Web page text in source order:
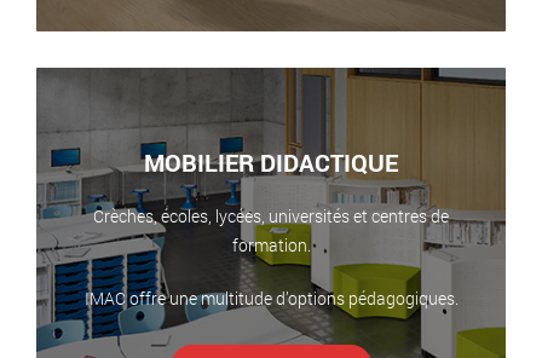
MOBILIER DIDACTIQUE
Crèches, écoles, lycées, universités et centres de
formation.
IMAC offre une multitude d’options pédagogiques.